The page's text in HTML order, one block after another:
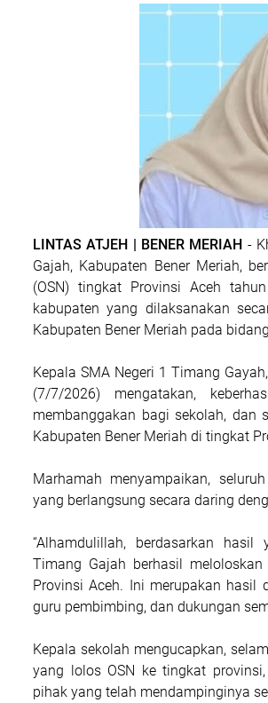
LINTAS ATJEH | BENER MERIAH -
Gajah, Kabupaten Bener Meriah,
(OSN) tingkat Provinsi Aceh
kabupaten yang dilaksanakan
Kabupaten Bener Meriah pada
Kepala SMA Negeri 1 Timang
(7/7/2026) mengatakan,
membanggakan bagi sekolah, dan
Kabupaten Bener Meriah di tingkat
Marhamah menyampaikan,
yang berlangsung secara daring
“Alhamdulillah, berdasarkan
Timang Gajah berhasil
Provinsi Aceh. Ini merupakan hasil
guru pembimbing, dan dukungan
Kepala sekolah mengucapkan,
yang lolos OSN ke tingkat
pihak yang telah mendampinginya